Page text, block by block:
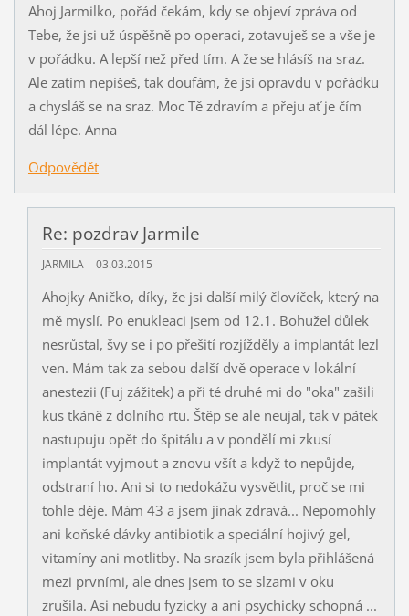
Ahoj Jarmilko, pořád čekám, kdy se objeví zpráva od
Tebe, že jsi už úspěšně po operaci, zotavuješ se a vše je
v pořádku. A lepší než před tím. A že se hlásíš na sraz.
Ale zatím nepíšeš, tak doufám, že jsi opravdu v pořádku
a chysláš se na sraz. Moc Tě zdravím a přeju ať je čím
dál lépe. Anna
Odpovědět
Re: pozdrav Jarmile
JARMILA 03.03.2015
Ahojky Aničko, díky, že jsi další milý človíček, který na
mě myslí. Po enukleaci jsem od 12.1. Bohužel důlek
nesrůstal, švy se i po přešití rozjížděly a implantát lezl
ven. Mám tak za sebou další dvě operace v lokální
anestezii (Fuj zážitek) a při té druhé mi do "oka" zašili
kus tkáně z dolního rtu. Štěp se ale neujal, tak v pátek
nastupuju opět do špitálu a v pondělí mi zkusí
implantát vyjmout a znovu všít a když to nepůjde,
odstraní ho. Ani si to nedokážu vysvětlit, proč se mi
tohle děje. Mám 43 a jsem jinak zdravá... Nepomohly
ani koňské dávky antibiotik a speciální hojivý gel,
vitamíny ani motlitby. Na srazík jsem byla přihlášená
mezi prvními, ale dnes jsem to se slzami v oku
zrušila. Asi nebudu fyzicky a ani psychicky schopná ...